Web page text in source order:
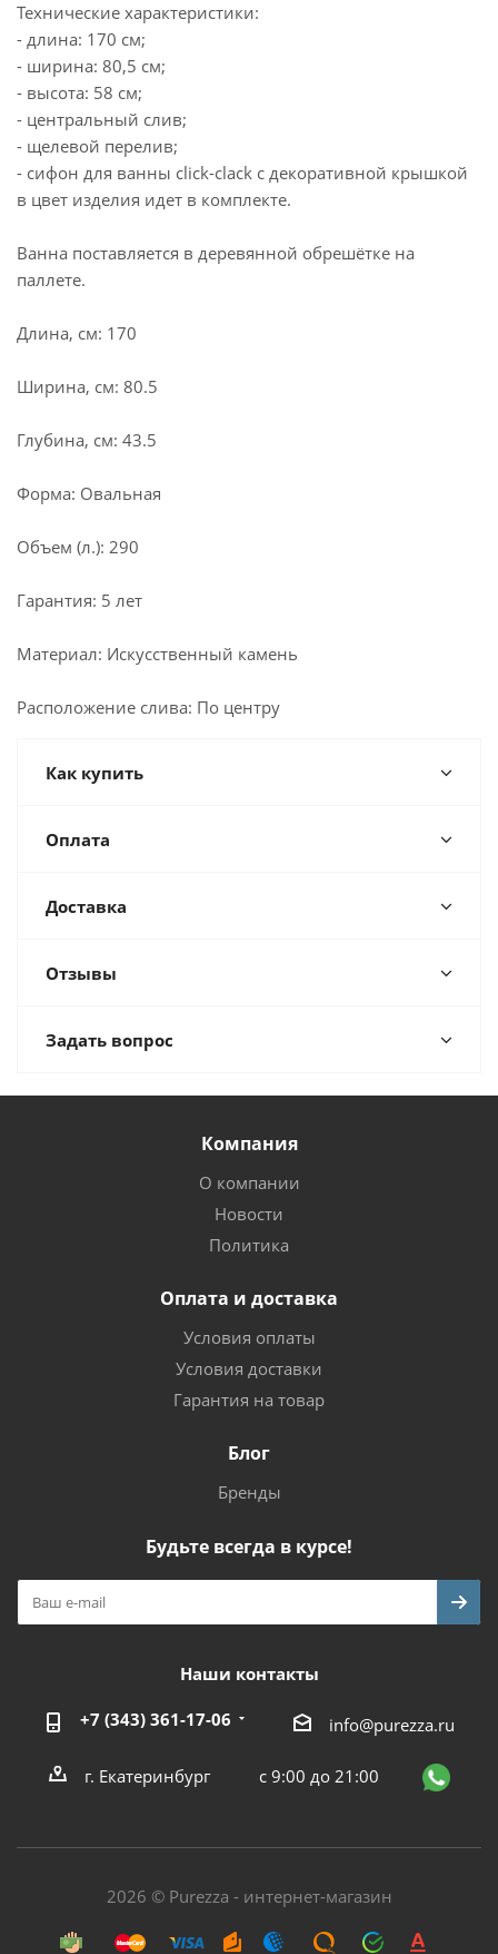
Технические характеристики:
- длина: 170 см;
- ширина: 80,5 см;
- высота: 58 см;
- центральный слив;
- щелевой перелив;
- cифон для ванны click-clack с декоративной крышкой
в цвет изделия идет в комплекте.
Ванна поставляется в деревянной обрешётке на
паллете.
Длина, см: 170
Ширина, см: 80.5
Глубина, см: 43.5
Форма: Овальная
Объем (л.): 290
Гарантия: 5 лет
Материал: Искусственный камень
Расположение слива: По центру
Как купить
Оплата
Доставка
Отзывы
Задать вопрос
Компания
О компании
Новости
Политика
Оплата и доставка
Условия оплаты
Условия доставки
Гарантия на товар
Блог
Бренды
Будьте всегда в курсе!
Наши контакты
+7 (343) 361-17-06 info@purezza.ru
г. Екатеринбург с 9:00 до 21:00
2026 © Purezza - интернет-магазин